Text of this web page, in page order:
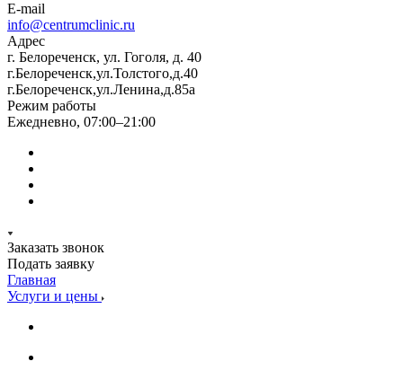
E-mail
info@centrumclinic.ru
Адрес
г. Белореченск, ул. Гоголя, д. 40
г.Белореченск,ул.Толстого,д.40
г.Белореченск,ул.Ленина,д.85а
Режим работы
Ежедневно, 07:00–21:00
Заказать звонок
Подать заявку
Главная
Услуги и цены